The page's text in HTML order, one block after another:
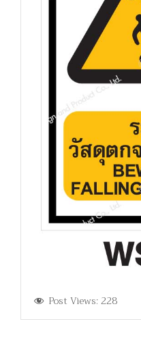
Post Views: 228